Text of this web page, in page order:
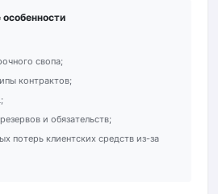
свопа;
контрактов;
и обязательств;
потерь клиентских средств из-за